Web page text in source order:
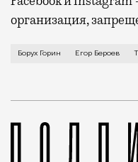
организация,
Борух Горин Егор Бероев